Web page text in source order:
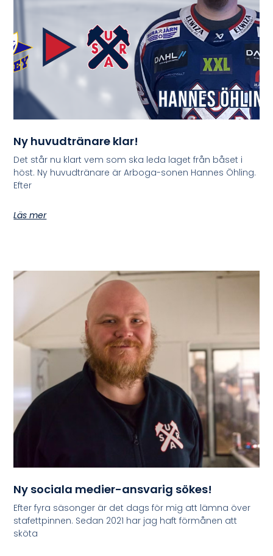
Ny huvudtränare klar!
Det står nu klart vem som ska leda laget från båset i
höst. Ny huvudtränare är Arboga-sonen Hannes Öhling.
Efter
Läs mer
Ny sociala medier-ansvarig sökes!
Efter fyra säsonger är det dags för mig att lämna över
stafettpinnen. Sedan 2021 har jag haft förmånen att
sköta